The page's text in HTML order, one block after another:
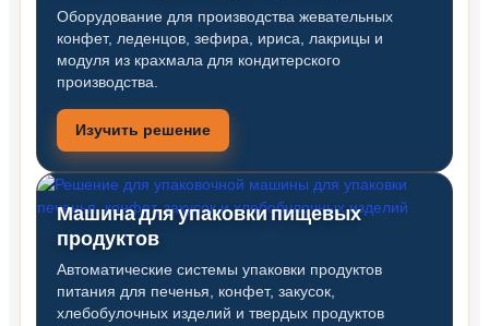
Оборудование для производства жевательных
конфет, леденцов, зефира, ириса, лакрицы и
модуля из крахмала для кондитерского
производства.
Изучить решение
Машина для упаковки пищевых
продуктов
Автоматические системы упаковки продуктов
питания для печенья, конфет, закусок,
хлебобулочных изделий и твердых продуктов